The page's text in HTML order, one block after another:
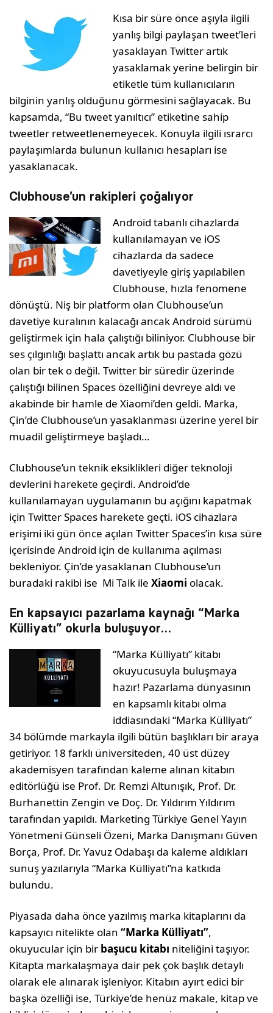
Kısa bir süre önce aşıyla ilgili
yanlış bilgi paylaşan tweet’leri
yasaklayan Twitter artık
yasaklamak yerine belirgin bir
etiketle tüm kullanıcıların
bilginin yanlış olduğunu görmesini sağlayacak. Bu
kapsamda, “Bu tweet yanıltıcı” etiketine sahip
tweetler retweetlenemeyecek. Konuyla ilgili ısrarcı
paylaşımlarda bulunun kullanıcı hesapları ise
yasaklanacak.
Clubhouse’un rakipleri çoğalıyor
Android tabanlı cihazlarda
kullanılamayan ve iOS
cihazlarda da sadece
davetiyeyle giriş yapılabilen
Clubhouse, hızla fenomene
dönüştü. Niş bir platform olan Clubhouse’un
davetiye kuralının kalacağı ancak Android sürümü
geliştirmek için hala çalıştığı biliniyor. Clubhouse bir
ses çılgınlığı başlattı ancak artık bu pastada gözü
olan bir tek o değil. Twitter bir süredir üzerinde
çalıştığı bilinen Spaces özelliğini devreye aldı ve
akabinde bir hamle de Xiaomi’den geldi. Marka,
Çin’de Clubhouse’un yasaklanması üzerine yerel bir
muadil geliştirmeye başladı…
Clubhouse’un teknik eksiklikleri diğer teknoloji
devlerini harekete geçirdi. Android’de
kullanılamayan uygulamanın bu açığını kapatmak
için Twitter Spaces harekete geçti. iOS cihazlara
erişimi iki gün önce açılan Twitter Spaces’in kısa süre
içerisinde Android için de kullanıma açılması
bekleniyor. Çin’de yasaklanan Clubhouse’un
buradaki rakibi ise Mi Talk ileXiaomi olacak.
En kapsayıcı pazarlama kaynağı “Marka
Külliyatı” okurla buluşuyor…
“Marka Külliyatı” kitabı
okuyucusuyla buluşmaya
hazır! Pazarlama dünyasının
en kapsamlı kitabı olma
iddiasındaki “Marka Külliyatı”
34 bölümde markayla ilgili bütün başlıkları bir araya
getiriyor. 18 farklı üniversiteden, 40 üst düzey
akademisyen tarafından kaleme alınan kitabın
editörlüğü ise Prof. Dr. Remzi Altunışık, Prof. Dr.
Burhanettin Zengin ve Doç. Dr. Yıldırım Yıldırım
tarafından yapıldı. Marketing Türkiye Genel Yayın
Yönetmeni Günseli Özeni, Marka Danışmanı Güven
Borça, Prof. Dr. Yavuz Odabaşı da kaleme aldıkları
sunuş yazılarıyla “Marka Külliyatı”na katkıda
bulundu.
Piyasada daha önce yazılmış marka kitaplarını da
kapsayıcı nitelikte olan“Marka Külliyatı”,
okuyucular için bir başucu kitabı niteliğini taşıyor.
Kitapta markalaşmaya dair pek çok başlık detaylı
olarak ele alınarak işleniyor. Kitabın ayırt edici bir
başka özelliği ise, Türkiye’de henüz makale, kitap ve